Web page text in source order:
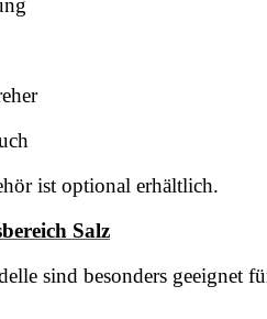
ist optional erhältlich.
Salz
sind besonders geeignet